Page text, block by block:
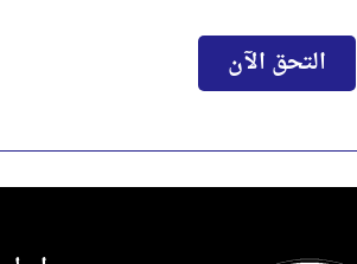
التحق الآن